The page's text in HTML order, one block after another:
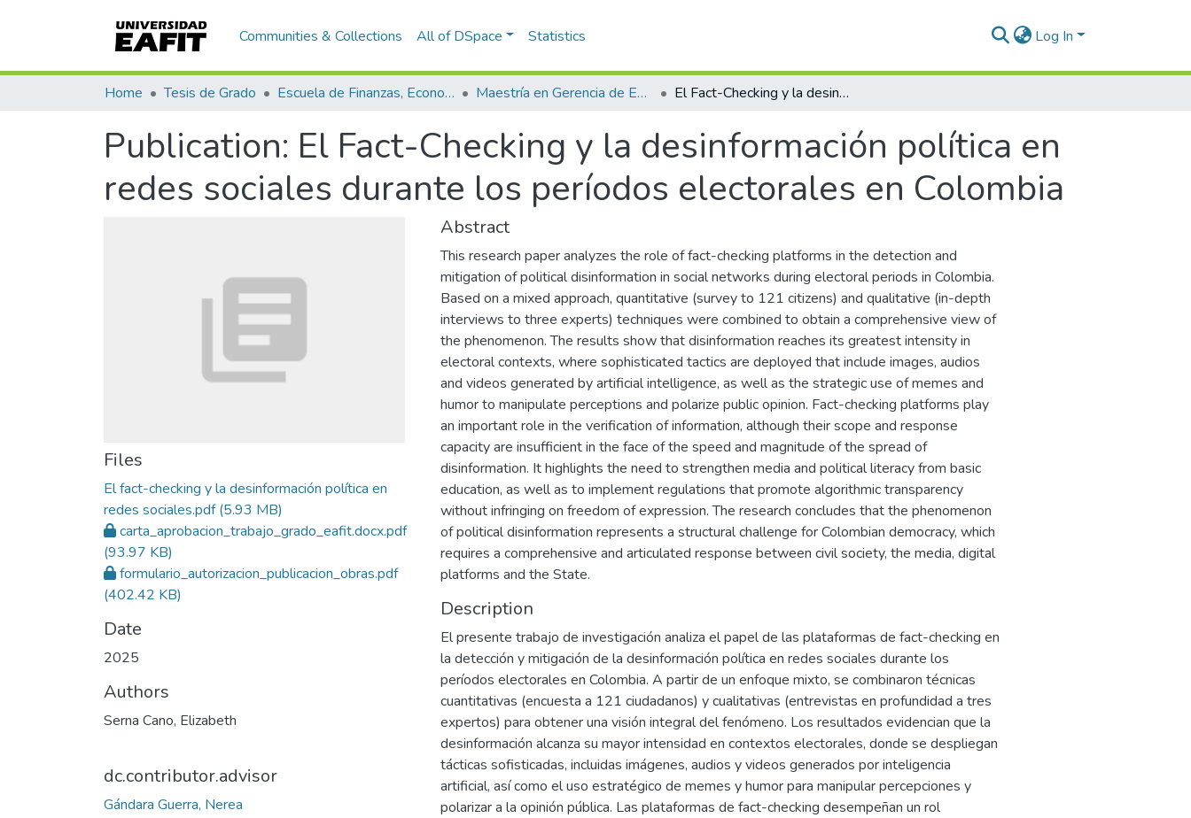
Communities & Collections All of DSpace Statistics Log In
Home Tesis de Grado Escuela de Finanzas, Economía y Gobierno Maestría en Gerencia de Empresas Sociales para la Innovación Social y el Desarrollo Local (tesis) El Fact-Checking y la desinformación política en redes sociales durante los períodos electorales en Colombia
Publication: El Fact-Checking y la desinformación política en
redes sociales durante los períodos electorales en Colombia
Files
El fact-checking y la desinformación política en
redes sociales.pdf(5.93 MB)
carta_aprobacion_trabajo_grado_eafit.docx.pdf
(93.97 KB)
formulario_autorizacion_publicacion_obras.pdf
(402.42 KB)
Date
2025
Authors
Serna Cano, Elizabeth
dc.contributor.advisor
Gándara Guerra, Nerea
Abstract
This research paper analyzes the role of fact-checking platforms in the detection and
mitigation of political disinformation in social networks during electoral periods in Colombia.
Based on a mixed approach, quantitative (survey to 121 citizens) and qualitative (in-depth
interviews to three experts) techniques were combined to obtain a comprehensive view of
the phenomenon. The results show that disinformation reaches its greatest intensity in
electoral contexts, where sophisticated tactics are deployed that include images, audios
and videos generated by artificial intelligence, as well as the strategic use of memes and
humor to manipulate perceptions and polarize public opinion. Fact-checking platforms play
an important role in the verification of information, although their scope and response
capacity are insufficient in the face of the speed and magnitude of the spread of
disinformation. It highlights the need to strengthen media and political literacy from basic
education, as well as to implement regulations that promote algorithmic transparency
without infringing on freedom of expression. The research concludes that the phenomenon
of political disinformation represents a structural challenge for Colombian democracy, which
requires a comprehensive and articulated response between civil society, the media, digital
platforms and the State.
Description
El presente trabajo de investigación analiza el papel de las plataformas de fact-checking en
la detección y mitigación de la desinformación política en redes sociales durante los
períodos electorales en Colombia. A partir de un enfoque mixto, se combinaron técnicas
cuantitativas (encuesta a 121 ciudadanos) y cualitativas (entrevistas en profundidad a tres
expertos) para obtener una visión integral del fenómeno. Los resultados evidencian que la
desinformación alcanza su mayor intensidad en contextos electorales, donde se despliegan
tácticas sofisticadas, incluidas imágenes, audios y videos generados por inteligencia
artificial, así como el uso estratégico de memes y humor para manipular percepciones y
polarizar a la opinión pública. Las plataformas de fact-checking desempeñan un rol